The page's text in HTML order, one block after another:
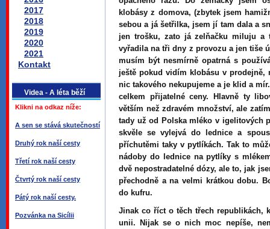
2017
2018
2019
2020
2021
Kontakt
Videa - A léta běží
Klikni na odkaz níže:
A sen se stává skutečností
Druhý rok naší cesty
Třetí rok naší cesty
Čtvrtý rok naší cesty
Pátý rok naší cesty.
Pozvánka na Sicílii
klobásy z domova, (zbytek jsem
sebou a já šetřilka, jsem jí tam dala a
jen trošku, zato já zelňačku miluju
vyřadila na tři dny z provozu a jen tiše
musím být nesmírně opatrná s
ještě pokud vidím klobásu v prodejně,
nic takového nekupujeme a je klid a
celkem přijatelné ceny. Hlavně ty
větším než zdravém množství, ale
tady už od Polska mléko v igelitových
skvěle se vylejvá do lednice a
příchutěmi taky v pytlíkách. Tak to
nádoby do lednice na pytlíky s
dvě nepostradatelné dózy, ale to, jak
přechodně a na velmi krátkou dobu.
do kufru.
Jinak co říct o těch třech republikách,
unii. Nijak se o nich moc nepíše,